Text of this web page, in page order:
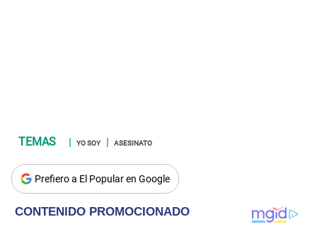
YO SOY ASESINATO
Prefiero a El Popular en Google